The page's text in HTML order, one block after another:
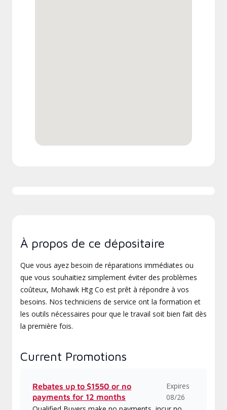
À propos de ce dépositaire
Que vous ayez besoin de réparations immédiates ou
que vous souhaitiez simplement éviter des problèmes
coûteux, Mohawk Htg Co est prêt à répondre à vos
besoins. Nos techniciens de service ont la formation et
les outils nécessaires pour que le travail soit bien fait dès
la première fois.
Current Promotions
Rebates up to $1550 or no
payments for 12 months
Expires
08/26